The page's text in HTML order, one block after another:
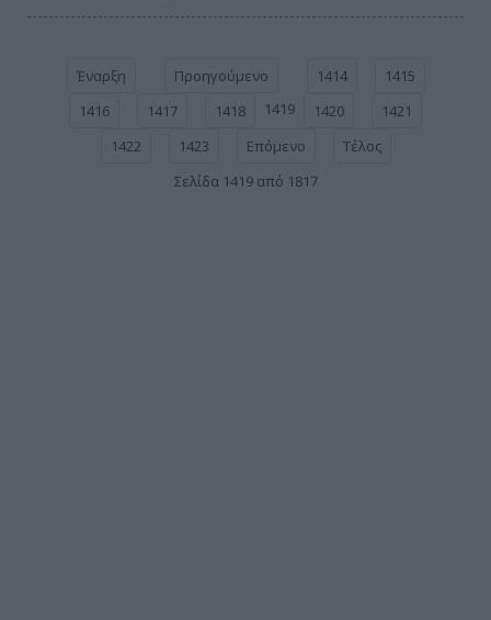
Έναρξη Προηγούμενο 1414
1415
1416
1417 1418 1419 1420
1421
1422
1423 Επόμενο
Τέλος
Σελίδα 1419 από 1817